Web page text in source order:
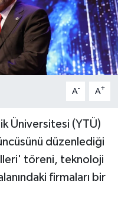
A- A+
Üniversitesi (YTÜ)
düzenlediği
töreni, teknoloji
firmaları bir